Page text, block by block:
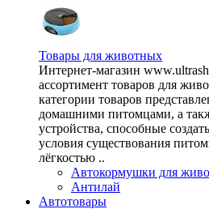
Товары для животных
Интернет-магазин
ассортимент товаров для
категории товаров
домашними питомцами, а
устройства, способные
условия существования
лёгкостью ..
Автокормушки для
Антилай
Автотовары